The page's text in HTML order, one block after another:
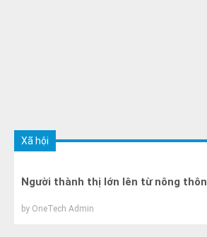
Xã hội
Người thành thị lớn lên từ nông thôn
by OneTech Admin